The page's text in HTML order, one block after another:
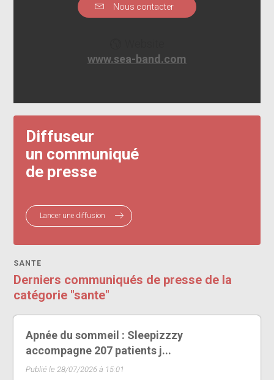
Nous contacter
www.sea-band.com
Diffuseur
un communiqué
de presse
Lancer une diffusion
SANTE
Derniers communiqués de presse de la
catégorie "sante"
Apnée du sommeil : Sleepizzzy
accompagne 207 patients j...
Publié le 28/07/2026 à 15:01